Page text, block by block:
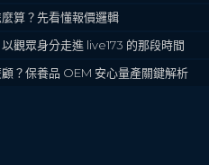
算？先看懂報價邏輯
觀眾身分走進 live173 的那段時間
？保養品 OEM 安心量產關鍵解析